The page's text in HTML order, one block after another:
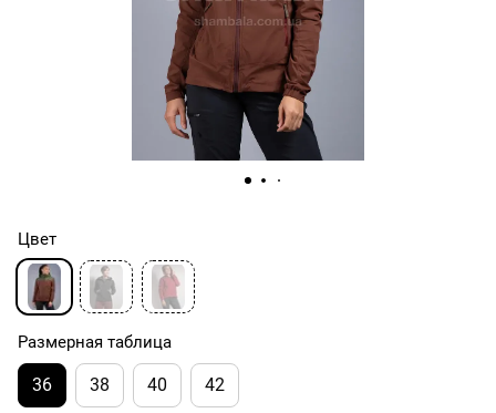
Цвет
Размерная таблица
36 38 40 42